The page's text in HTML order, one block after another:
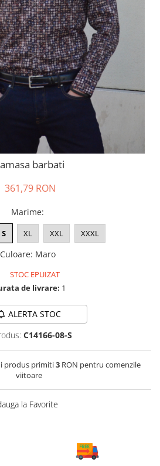
barbati
361,79 RON
Marime:
S XL XXL XXXL
Culoare: Maro
STOC EPUIZAT
de livrare: 1
ALERTA STOC
C14166-08-S
produs primiti3RON pentru comenzile
viitoare
la Favorite